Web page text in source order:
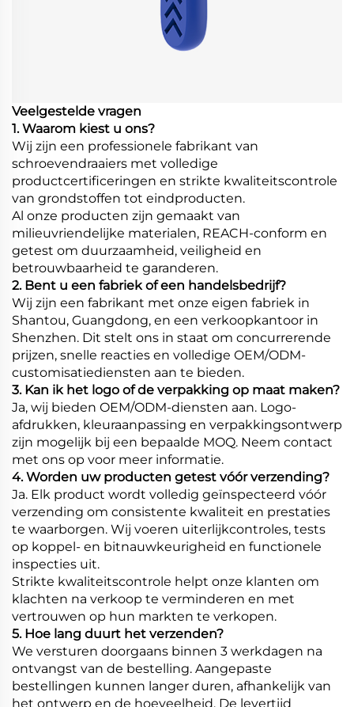
Veelgestelde vragen
1. Waarom kiest u ons?
Wij zijn een professionele fabrikant van
schroevendraaiers met volledige
productcertificeringen en strikte kwaliteitscontrole
van grondstoffen tot eindproducten.
Al onze producten zijn gemaakt van
milieuvriendelijke materialen, REACH-conform en
getest om duurzaamheid, veiligheid en
betrouwbaarheid te garanderen.
2. Bent u een fabriek of een handelsbedrijf?
Wij zijn een fabrikant met onze eigen fabriek in
Shantou, Guangdong, en een verkoopkantoor in
Shenzhen. Dit stelt ons in staat om concurrerende
prijzen, snelle reacties en volledige OEM/ODM-
customisatiediensten aan te bieden.
3. Kan ik het logo of de verpakking op maat maken?
Ja, wij bieden OEM/ODM-diensten aan. Logo-
afdrukken, kleuraanpassing en verpakkingsontwerp
zijn mogelijk bij een bepaalde MOQ. Neem contact
met ons op voor meer informatie.
4. Worden uw producten getest vóór verzending?
Ja. Elk product wordt volledig geïnspecteerd vóór
verzending om consistente kwaliteit en prestaties
te waarborgen. Wij voeren uiterlijkcontroles, tests
op koppel- en bitnauwkeurigheid en functionele
inspecties uit.
Strikte kwaliteitscontrole helpt onze klanten om
klachten na verkoop te verminderen en met
vertrouwen op hun markten te verkopen.
5. Hoe lang duurt het verzenden?
We versturen doorgaans binnen 3 werkdagen na
ontvangst van de bestelling. Aangepaste
bestellingen kunnen langer duren, afhankelijk van
het ontwerp en de hoeveelheid. De levertijd